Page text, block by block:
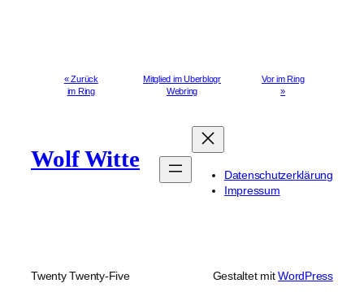
« Zurück
im Ring
Mitglied im Uberblogr
Webring
Vor im Ring
»
Wolf Witte
Datenschutzerklärung
Impressum
Twenty Twenty-Five Gestaltet mitWordPress